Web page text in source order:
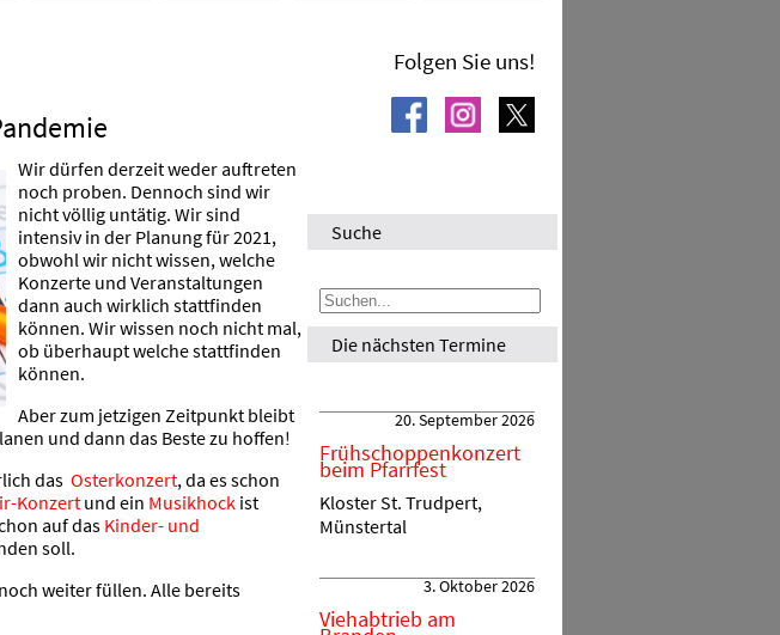
Wir dürfen derzeit weder auftreten
noch proben. Dennoch sind wir
nicht völlig untätig. Wir sind
intensiv in der Planung für 2021,
obwohl wir nicht wissen, welche
Konzerte und Veranstaltungen
dann auch wirklich stattfinden
können. Wir wissen noch nicht mal,
ob überhaupt welche stattfinden
können.
Aber zum jetzigen Zeitpunkt bleibt
und dann das Beste zu hoffen!
das Osterkonzert, da es schon
Konzert und ein Musikhock ist
auf das Kinder- und
soll.
weiter füllen. Alle bereits
Folgen Sie uns!
Suche
Die nächsten Termine
20. September 2026
Frühschoppenkonzert
beim Pfarrfest
Kloster St. Trudpert,
Münstertal
3. Oktober 2026
Viehabtrieb am